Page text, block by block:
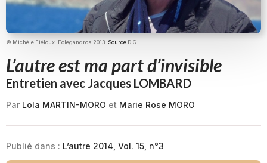
© Michèle Fiéloux. Folegandros 2013. Source D.G.
L’autre est ma part d’invisible
Entretien avec Jacques LOMBARD
Par Lola MARTIN-MORO et Marie Rose MORO
Publié dans : L’autre 2014, Vol. 15, n°3